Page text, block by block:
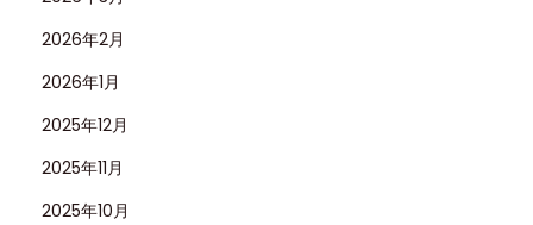
2026年2月
2026年1月
2025年12月
2025年11月
2025年10月